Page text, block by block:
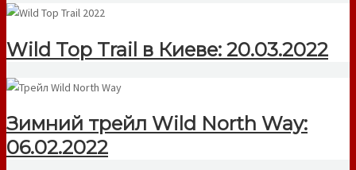
Wild Top Trail в Киеве: 20.03.2022
Зимний трейл Wild North Way:
06.02.2022